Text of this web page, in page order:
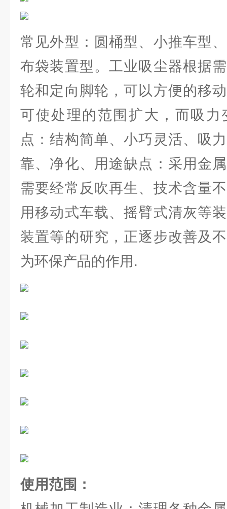
常见外型：圆桶型、小推车型
布袋装置型。工业吸尘器根据
轮和定向脚轮，可以方便的移
可使处理的范围扩大，而吸力
点：结构简单、小巧灵活、吸
靠、净化、用途缺点：采用金
需要经常反吹再生、技术含量
用移动式车载、摇臂式清灰等
装置等的研究，正逐步改善及
为环保产品的作用.
使用范围：